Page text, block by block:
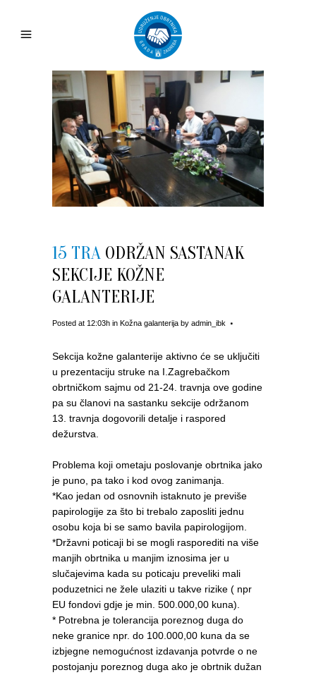
15 TRA ODRŽAN SASTANAK
SEKCIJE KOŽNE
GALANTERIJE
Posted at 12:03h in Kožna galanterija by admin_ibk
Sekcija kožne galanterije aktivno će se uključiti
u prezentaciju struke na I.Zagrebačkom
obrtničkom sajmu od 21-24. travnja ove godine
pa su članovi na sastanku sekcije održanom
13. travnja dogovorili detalje i raspored
dežurstva.
Problema koji ometaju poslovanje obrtnika jako
je puno, pa tako i kod ovog zanimanja.
*Kao jedan od osnovnih istaknuto je previše
papirologije za što bi trebalo zaposliti jednu
osobu koja bi se samo bavila papirologijom.
*Državni poticaji bi se mogli rasporediti na više
manjih obrtnika u manjim iznosima jer u
slučajevima kada su poticaju preveliki mali
poduzetnici ne žele ulaziti u takve rizike ( npr
EU fondovi gdje je min. 500.000,00 kuna).
* Potrebna je tolerancija poreznog duga do
neke granice npr. do 100.000,00 kuna da se
izbjegne nemogućnost izdavanja potvrde o ne
postojanju poreznog duga ako je obrtnik dužan